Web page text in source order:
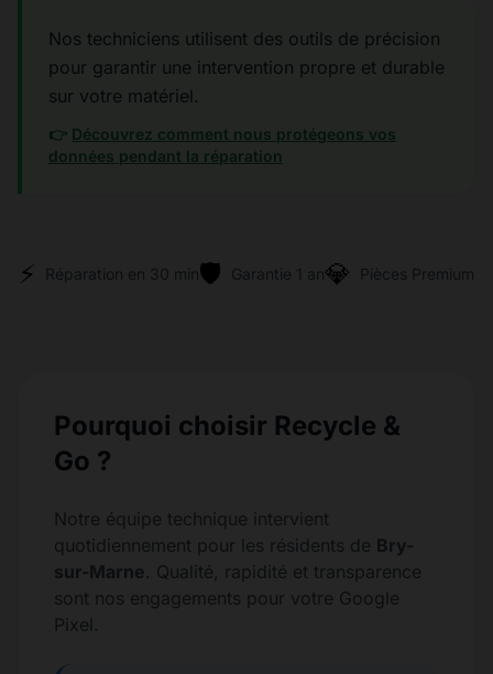
Nos techniciens utilisent des outils de précision
pour garantir une intervention propre et durable
sur votre matériel.
👉 Découvrez comment nous protégeons vos
données pendant la réparation
⚡ Réparation en 30 min🛡️ Garantie 1 an💎 Pièces Premium
Pourquoi choisir Recycle &
Go ?
Notre équipe technique intervient
quotidiennement pour les résidents de Bry-
sur-Marne. Qualité, rapidité et transparence
sont nos engagements pour votre Google
Pixel.